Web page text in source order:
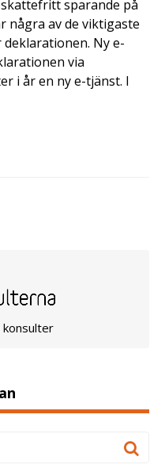
sparande på
några av de viktigaste
Ny e-
via
i år en ny e-tjänst. I